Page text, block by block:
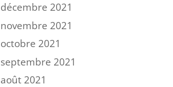
décembre 2021
novembre 2021
octobre 2021
septembre 2021
août 2021